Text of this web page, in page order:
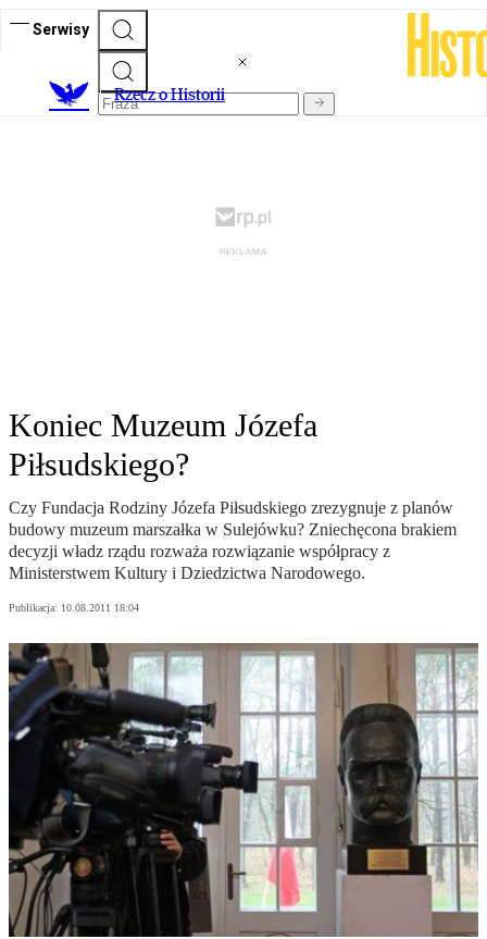
Serwisy
Rzecz o Historii
Koniec Muzeum Józefa
Piłsudskiego?
Czy Fundacja Rodziny Józefa Piłsudskiego zrezygnuje z planów
budowy muzeum marszałka w Sulejówku? Zniechęcona brakiem
decyzji władz rządu rozważa rozwiązanie współpracy z
Ministerstwem Kultury i Dziedzictwa Narodowego.
Publikacja: 10.08.2011 18:04